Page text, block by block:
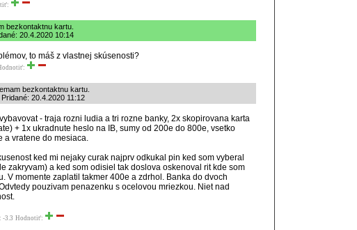
bezkontaktnu kartu.
20.4.2020 10:14
to máš z vlastnej skúsenosti?
bezkontaktnu kartu.
20.4.2020 11:12
- traja rozni ludia a tri rozne banky, 2x skopirovana karta
+ 1x ukradnute heslo na IB, sumy od 200e do 800e, vsetko
a vratene do mesiaca.
ked mi nejaky curak najprv odkukal pin ked som vyberal
zakryvam) a ked som odisiel tak doslova oskenoval rit kde som
V momente zaplatil takmer 400e a zdrhol. Banka do dvoch
pouzivam penazenku s ocelovou mriezkou. Niet nad
-3.3 Hodnotiť: